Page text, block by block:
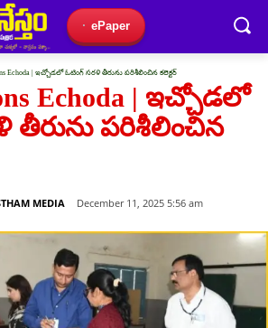
ePaper
Echoda | ఇచ్చోడలో ఓటింగ్ సరళి తీరును పరిశీలించిన కలెక్టర్
Echoda | ఇచ్చోడలో
తీరును పరిశీలించిన
MEDIA December 11, 2025 5:56 am